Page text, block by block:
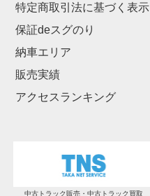
特定商取引法に基づく表示
保証deスグのり
納車エリア
販売実績
アクセスランキング
中古トラック販売・中古トラック買取